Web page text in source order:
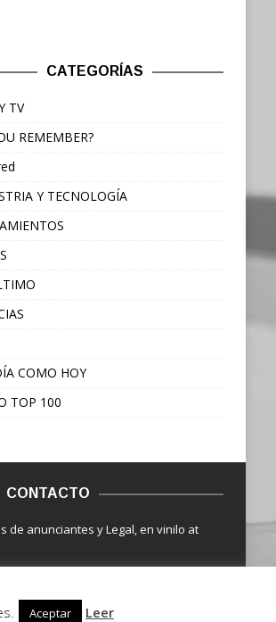
CATEGORÍAS
TV
REMEMBER?
Y TECNOLOGÍA
COMO HOY
TOP 100
CONTACTO
de anunciantes y Legal, en vinilo at
Aceptar Leer